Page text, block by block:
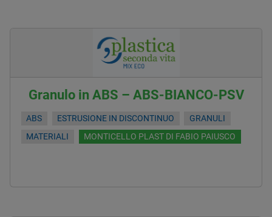
Granulo in ABS – ABS-BIANCO-PSV
ABS ESTRUSIONE IN DISCONTINUO
GRANULI
MATERIALI
MONTICELLO PLAST DI FABIO PAIUSCO